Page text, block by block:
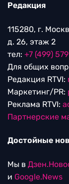
Редакция
115280, г.
д. 26, этаж 2
тел: +7 (499)
Для общих
Редакция RTVI:
Маркетинг/PR:
Реклама RTVI:
Партнерские
Достойные
Мы в
и Google.News